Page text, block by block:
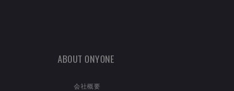
ABOUT ONYONE
会社概要